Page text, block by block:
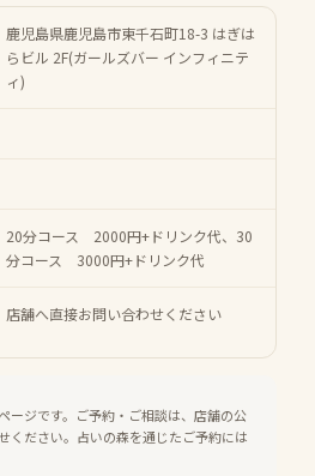
鹿児島県鹿児島市東千石町18-3 はぎは
らビル 2F(ガールズバー インフィニテ
ィ)
20分コース 2000円+ドリンク代、30
分コース 3000円+ドリンク代
店舗へ直接お問い合わせください
ージです。ご予約・ご相談は、店舗の公
ください。占いの森を通じたご予約には